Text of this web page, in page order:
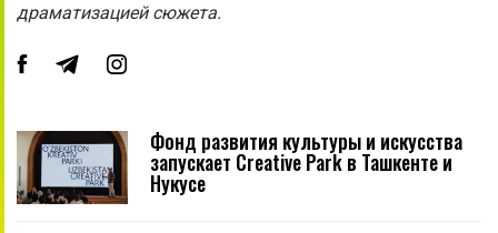
драматизацией сюжета.
Фонд развития культуры и искусства
запускает Creative Park в Ташкенте и
Нукусе